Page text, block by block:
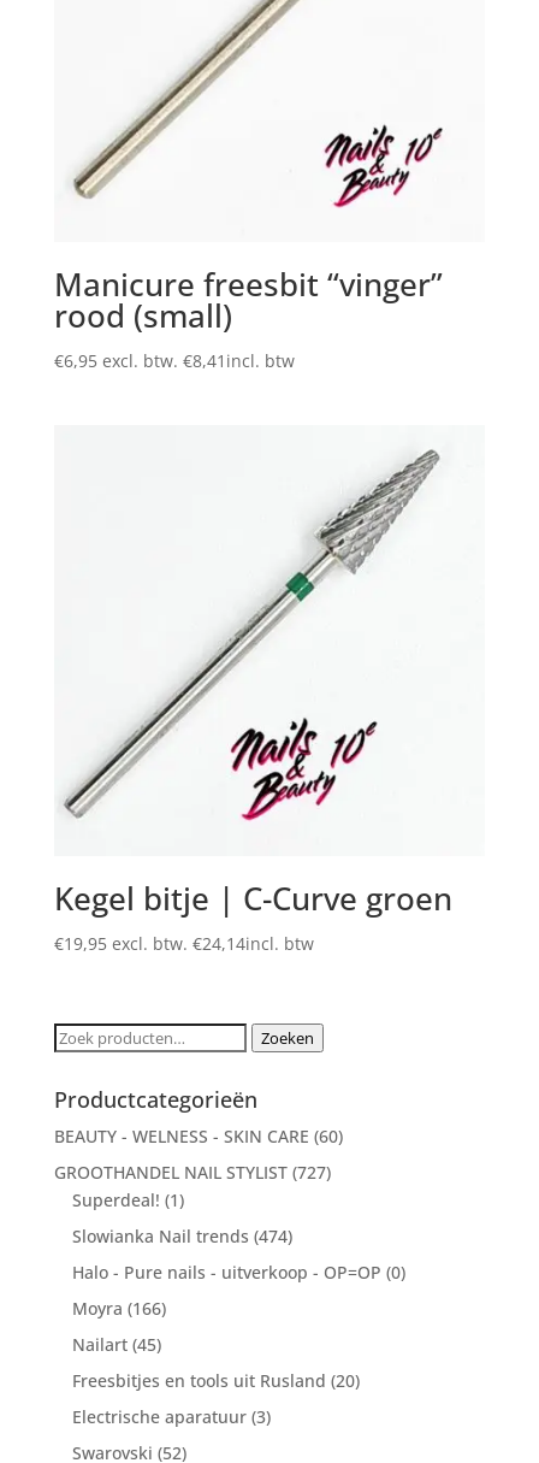
Manicure freesbit “vinger”
rood (small)
€6,95 excl. btw. €8,41 incl. btw
Kegel bitje | C-Curve groen
€19,95 excl. btw. €24,14incl. btw
Zoeken
Zoeken
Productcategorieën
BEAUTY - WELNESS - SKIN CARE (60)
GROOTHANDEL NAIL STYLIST (727)
Superdeal! (1)
Slowianka Nail trends (474)
Halo - Pure nails - uitverkoop - OP=OP (0)
Moyra (166)
Nailart (45)
Freesbitjes en tools uit Rusland (20)
Electrische aparatuur (3)
Swarovski (52)